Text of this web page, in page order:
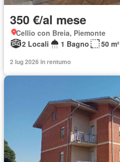
350 €/al mese
Cellio con Breia, Piemonte
2 Locali
1 Bagno 50 m²
2 lug 2026 in rentumo